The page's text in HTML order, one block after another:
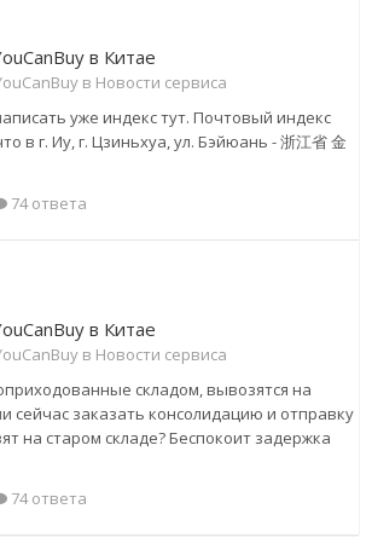
в Китае
в Новости сервиса
уже индекс тут. Почтовый индекс
в г. Иу, г. Цзиньхуа, ул. Бэйюань - 浙江省 金
74 ответа
в Китае
в Новости сервиса
складом, вывозятся на
сейчас заказать консолидацию и отправку
на старом складе? Беспокоит задержка
74 ответа